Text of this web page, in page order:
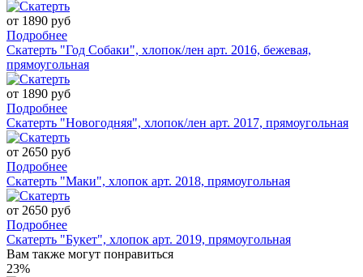
от 1890 руб
Подробнее
Скатерть "Год Собаки", хлопок/лен арт. 2016, бежевая,
прямоугольная
от 1890 руб
Подробнее
Скатерть "Новогодняя", хлопок/лен арт. 2017, прямоугольная
от 2650 руб
Подробнее
Скатерть "Маки", хлопок арт. 2018, прямоугольная
от 2650 руб
Подробнее
Скатерть "Букет", хлопок арт. 2019, прямоугольная
Вам также могут понравиться
23%